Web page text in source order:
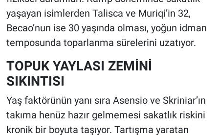
yaşayan isimlerden Talisca ve Muriqi’in 32,
Becao’nun ise 30 yaşında olması, yoğun idman
temposunda toparlanma sürelerini uzatıyor.
TOPUK YAYLASI ZEMİNİ
SIKINTISI
Yaş faktörünün yanı sıra Asensio ve Skriniar’ın
takıma henüz hazır gelmemesi sakatlık riskini
kronik bir boyuta taşıyor. Tartışma yaratan